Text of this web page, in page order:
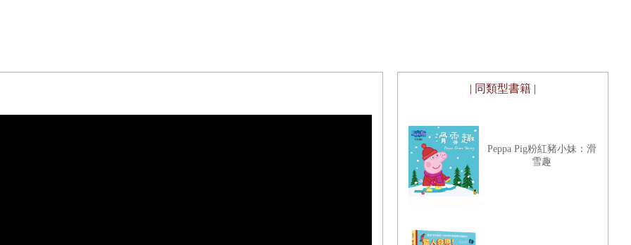
| 同類型書籍 |
Peppa Pig粉紅豬小妹：滑
雪趣